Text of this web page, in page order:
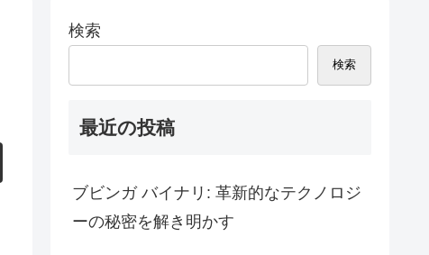
検索
検索
最近の投稿
ブビンガ バイナリ: 革新的なテクノロジ
ーの秘密を解き明かす